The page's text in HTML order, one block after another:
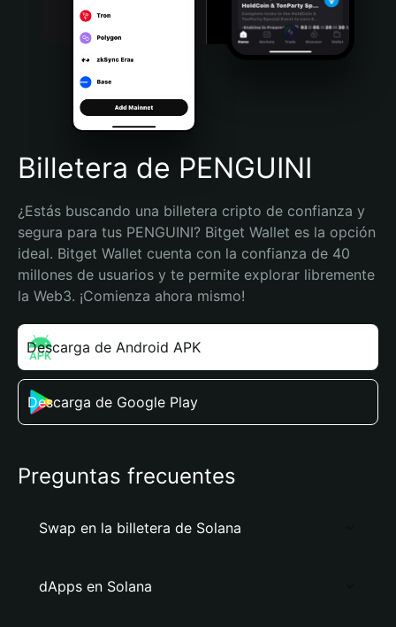
Português (Brasil)
Español (Argentina)
Billetera de PENGUINI
¿Estás buscando una billetera cripto de confianza y
segura para tus PENGUINI? Bitget Wallet es la opción
ideal. Bitget Wallet cuenta con la confianza de 40
millones de usuarios y te permite explorar libremente
la Web3. ¡Comienza ahora mismo!
Descarga de Android APK
Descarga de Google Play
Preguntas frecuentes
Swap en la billetera de Solana
dApps en Solana